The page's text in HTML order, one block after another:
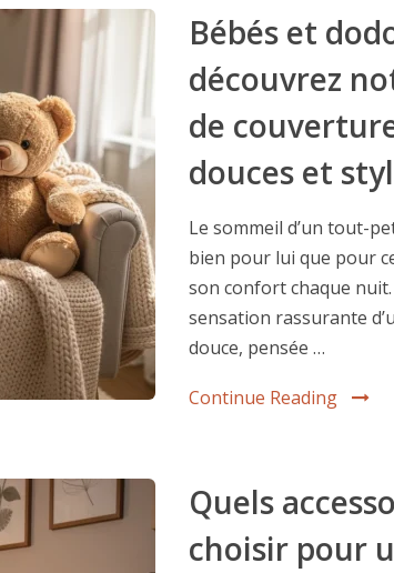
Bébés et
découvrez
de
douces et
Le sommeil d’un tout-
bien pour lui que pour
son confort chaque nuit.
sensation rassurante
douce, pensée …
Continue Reading
Quels
choisir pour